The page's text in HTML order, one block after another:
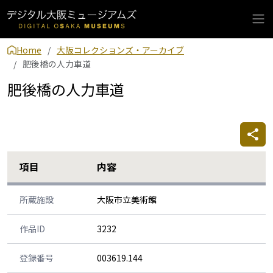
Home
大阪コレクションズ・アーカイブ
肥後橋の人力車道
肥後橋の人力車道
項目 内容
所蔵施設 大阪市立美術館
作品ID 3232
登録番号 003619.144